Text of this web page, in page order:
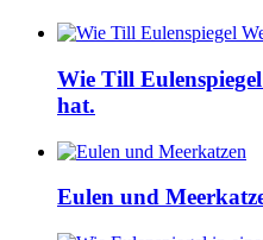
Wie Till
hat.
Eulen und